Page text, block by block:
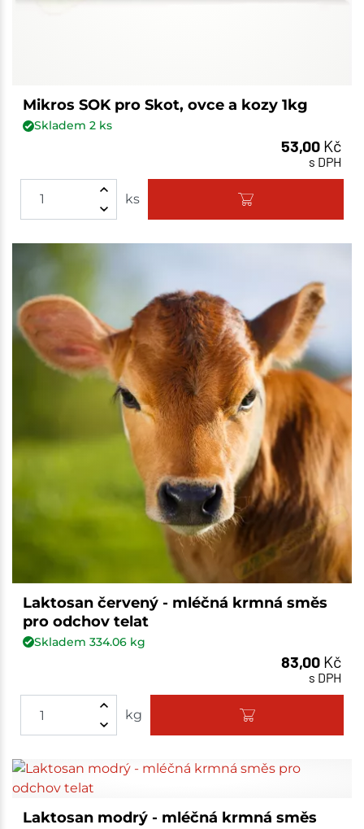
Mikros SOK pro Skot, ovce a kozy 1kg
Skladem 2ks
53,00 Kč
s DPH
ks
Laktosan červený - mléčná krmná směs
pro odchov telat
Skladem 334.06kg
83,00 Kč
s DPH
kg
Laktosan modrý - mléčná krmná směs